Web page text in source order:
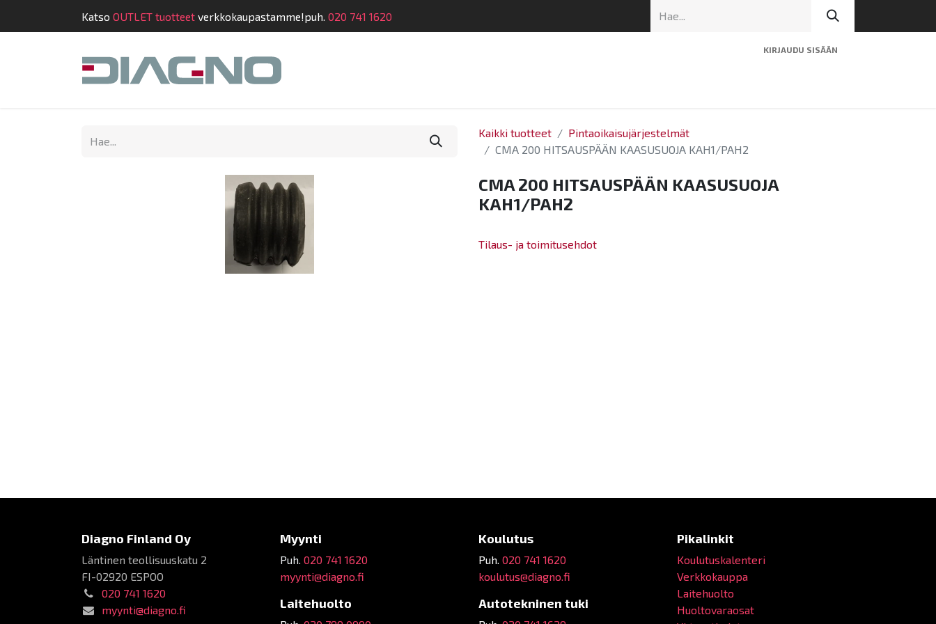
Katso OUTLET tuotteet verkkokaupastamme!puh. 020 741 1620
KIRJAUDU SISÄÄN
Kauppa Suunnittelu
Kaikki tuotteet
Pintaoikaisujärjestelmät
CMA 200 HITSAUSPÄÄN KAASUSUOJA KAH1/PAH2
CMA 200 HITSAUSPÄÄN KAASUSUOJA
KAH1/PAH2
Tilaus- ja toimitusehdot
Diagno Finland Oy
Läntinen teollisuuskatu 2
FI-02920 ESPOO
020 741 1620
myynti@diagno.fi
Myynti
Puh. 020 741 1620
myynti@diagno.fi
Laitehuolto
Koulutus
Puh. 020 741 1620
koulutus@diagno.fi
Autotekninen tuki
Pikalinkit
Koulutuskalenteri
Verkkokauppa
Laitehuolto
Huoltovaraosat